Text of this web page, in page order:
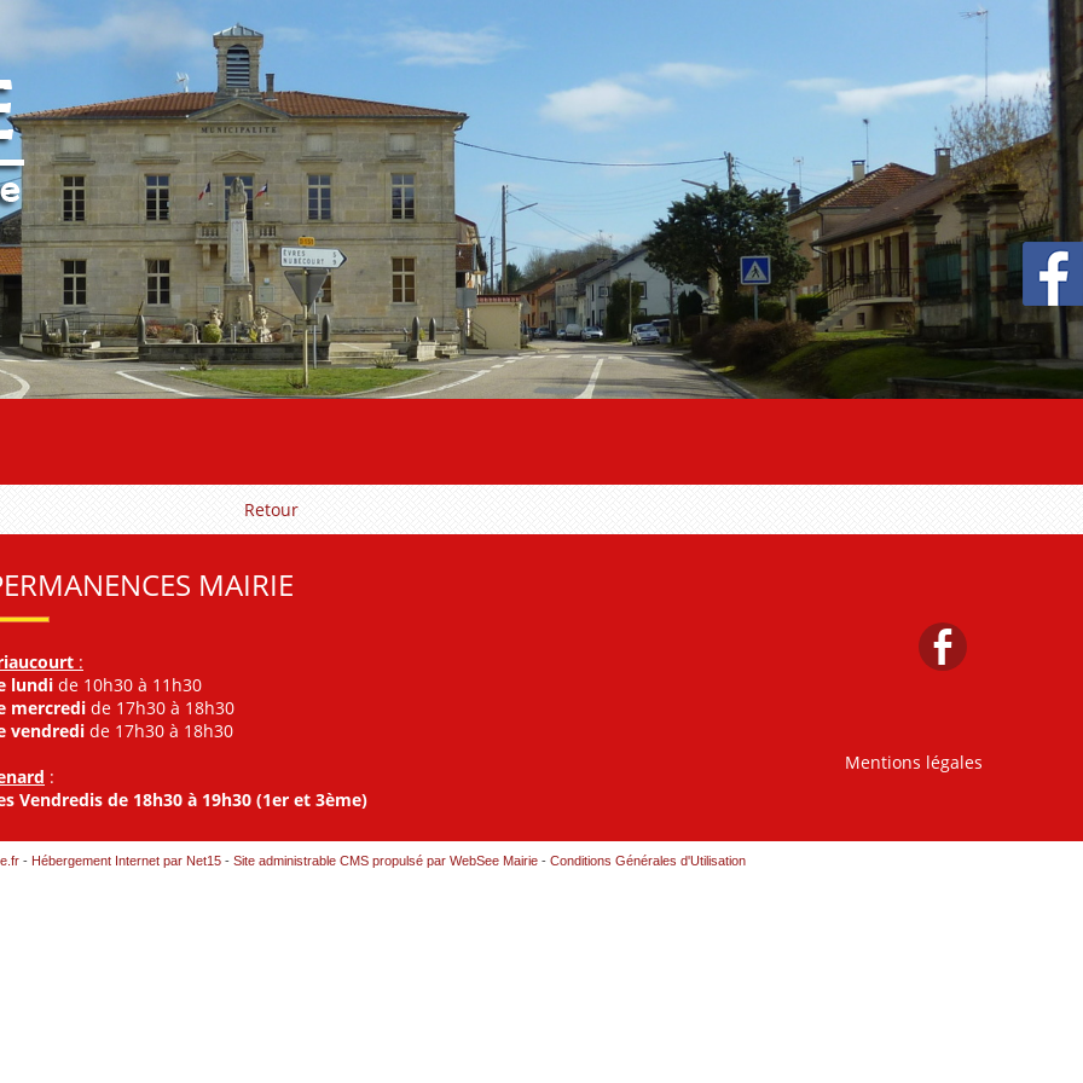
Retour
MAIRIE
:
lundi de 10h30 à 11h30
mercredi de 17h30 à 18h30
vendredi de 17h30 à 18h30
:
Vendredis de 18h30 à 19h30 (1er et 3ème)
Mentions légales
- Hébergement Internet par Net15- Site administrable CMS propulsé par WebSee Mairie- Conditions Générales d'Utilisation